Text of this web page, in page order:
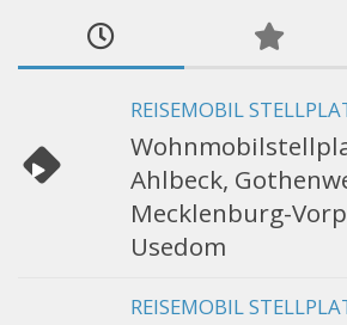
REISEMOBIL
Ahlbeck,
Mecklenburg-
Usedom
REISEMOBIL